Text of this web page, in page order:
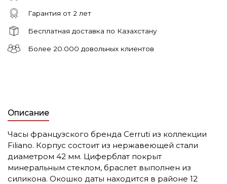
Гарантия от 2 лет
Бесплатная доставка по Казахстану
Более 20.000 довольных клиентов
Описание
Часы французского бренда Cerruti из коллекции
Filiano. Корпус состоит из нержавеющей стали
диаметром 42 мм. Циферблат покрыт
минеральным стеклом, браслет выполнен из
силикона. Окошко даты находится в районе 12